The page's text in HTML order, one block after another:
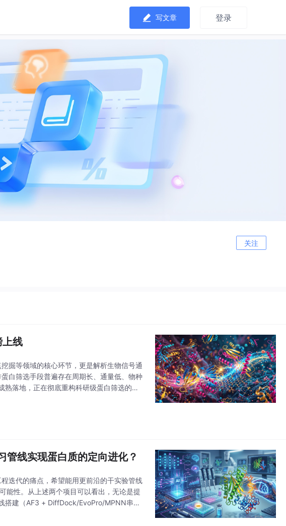
写文章 登录
关注
上线
掘等领域的核心环节，更是解析生物信号通
白筛选手段普遍存在周期长、通量低、物种
落地，正在彻底重构科研级蛋白筛选的效
线实现蛋白质的定向进化？
迭代的痛点，希望能用更前沿的干实验管线
能性。从上述两个项目可以看出，无论是提
搭建（AF3 + DiffDock/EvoPro/MPNN串